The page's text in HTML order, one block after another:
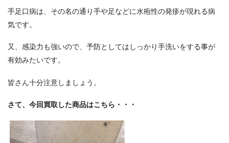
手足口病は、その名の通り手や足などに水疱性の発疹が現れる病
気です。
又、感染力も強いので、予防としてはしっかり手洗いをする事が
有効みたいです。
皆さん十分注意しましょう。
さて、今回買取した商品はこちら・・・